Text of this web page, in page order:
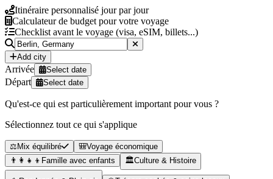
Itinéraire personnalisé jour par jour
Calculateur de budget pour votre voyage
Checklist avant le voyage (visa, eSIM, billets...)
Add city
Arrivée Select date
Départ Select date
Qu'est-ce qui est particulièrement important pour vous ?
Sélectionnez tout ce qui s'applique
⚖️ Mix équilibré 🎒Voyage économique
👨‍👩‍👧‍👦 Famille avec enfants 🏛️Culture & Histoire